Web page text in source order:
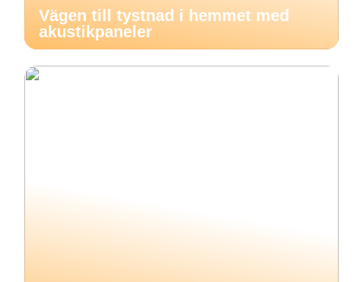
Vägen till tystnad i hemmet med
akustikpaneler